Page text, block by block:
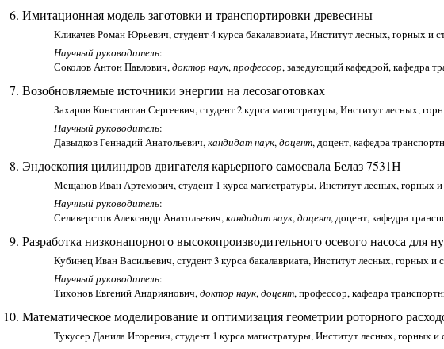
Имитационная модель заготовки и транспортировки древесины
Кликачев Роман Юрьевич, студент 4 курса бакалавриата, Институт лесных, горных и
Научный руководитель:
Соколов Антон Павлович,доктор наук,профессор, заведующий кафедрой, кафедра
Возобновляемые источники энергии на лесозаготовках
Захаров Константин Сергеевич, студент 2 курса магистратуры, Институт лесных,
Научный руководитель:
Давыдков Геннадий Анатольевич,кандидат наук,доцент, доцент, кафедра
Эндоскопия цилиндров двигателя карьерного самосвала Белаз 7531Н
Мещанов Иван Артемович, студент 1 курса магистратуры, Институт лесных, горных
Научный руководитель:
Селиверстов Александр Анатольевич,кандидат наук,доцент, доцент, кафедра
Разработка низконапорного высокопроизводительного осевого насоса для
Кубинец Иван Васильевич, студент 3 курса бакалавриата, Институт лесных, горных
Научный руководитель:
Тихонов Евгений Андриянович,доктор наук,доцент, профессор, кафедра
Математическое моделирование и оптимизация геометрии роторного
Тукусер Данила Игоревич, студент 1 курса магистратуры, Институт лесных, горных